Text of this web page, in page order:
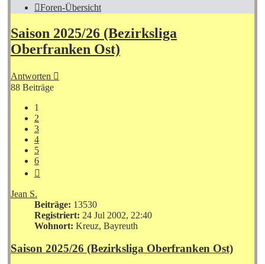
Foren-Übersicht
Saison 2025/26 (Bezirksliga
Oberfranken Ost)
Antworten
88 Beiträge
1
2
3
4
5
6
Jean S.
Beiträge: 13530
Registriert: 24 Jul 2002, 22:40
Wohnort: Kreuz, Bayreuth
Saison 2025/26 (Bezirksliga Oberfranken Ost)